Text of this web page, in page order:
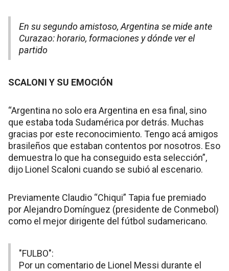
En su segundo amistoso, Argentina se mide ante
Curazao: horario, formaciones y dónde ver el
partido
SCALONI Y SU EMOCIÓN
“Argentina no solo era Argentina en esa final, sino
que estaba toda Sudamérica por detrás. Muchas
gracias por este reconocimiento. Tengo acá amigos
brasileños que estaban contentos por nosotros. Eso
demuestra lo que ha conseguido esta selección”,
dijo Lionel Scaloni cuando se subió al escenario.
Previamente Claudio “Chiqui” Tapia fue premiado
por Alejandro Domínguez (presidente de Conmebol)
como el mejor dirigente del fútbol sudamericano.
"FULBO":
Por un comentario de Lionel Messi durante el